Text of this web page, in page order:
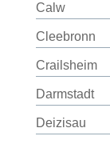
Calw
Cleebronn
Crailsheim
Darmstadt
Deizisau